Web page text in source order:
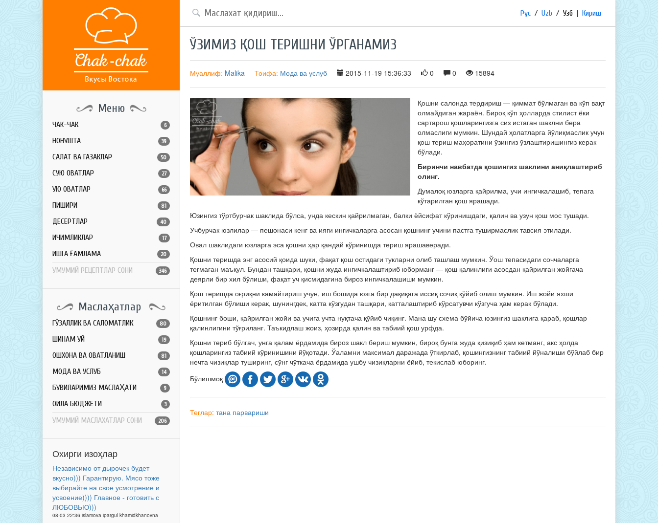
Меню
ЧАК-ЧАК 6
НОНУШТА 39
САЛАТ ВА ГАЗАКЛАР 50
СУЮҚ ОВҚАТЛАР 27
ҚУЮҚ ОВҚАТЛАР 66
ПИШИРИҚ 81
ДЕСЕРТЛАР 40
ИЧИМЛИКЛАР 17
ҚИШГА ҒАМЛАМА 20
УМУМИЙ РЕЦЕПТЛАР СОНИ 346
Маслаҳатлар
ГЎЗАЛЛИК ВА САЛОМАТЛИК 80
ШИНАМ УЙ 19
ОШХОНА ВА ОВҚАТЛАНИШ 81
МОДА ВА УСЛУБ 14
БУВИЛАРИМИЗ МАСЛАҲАТИ 9
ОИЛА БЮДЖЕТИ 3
УМУМИЙ МАСЛАХАТЛАР СОНИ 206
Охирги изоҳлар
Независимо от дырочек будет
вкусно))) Гарантирую. Мясо тоже
выбирайте на свое усмотрение и
усвоение)))) Главное - готовить с
ЛЮБОВЬЮ)))
08-03 22:36 islamova ipargul khamidkhanovna
Рус / Uzb / Узб | Кириш
ЎЗИМИЗ ҚОШ ТЕРИШНИ ЎРГАНАМИЗ
Муаллиф: Malika Тоифа: Мода ва услуб 2015-11-19 15:36:33 0 0 15894
Қошни салонда тердириш — қиммат бўлмаган ва кўп вақт
олмайдиган жараён. Бироқ кўп ҳолларда стилист ёки
сартарош қошларингизга сиз истаган шаклни бера
олмаслиги мумкин. Шундай ҳолатларга йўлиқмаслик учун
қош териш маҳоратини ўзингиз ўзлаштиришингиз керак
бўлади.
Биринчи навбатда қошингиз шаклини аниқлаштириб
олинг.
Думалоқ юзларга қайрилма, учи ингичкалашиб, тепага
кўтарилган қош ярашади.
Юзингиз тўртбурчак шаклида бўлса, унда кескин қайрилмаган, балки ёйсифат кўринишдаги, қалин ва узун қош мос тушади.
Учбурчак юзлилар — пешонаси кенг ва ияги ингичкаларга асосан қошнинг учини пастга туширмаслик тавсия этилади.
Овал шаклидаги юзларга эса қошни ҳар қандай кўринишда териш ярашаверади.
Қошни теришда энг асосий қоида шуки, фақат қош остидаги тукларни олиб ташлаш мумкин. Ўош тепасидаги соччаларга
тегмаган маъқул. Бундан ташқари, қошни жуда ингичкалаштириб юборманг — қош қалинлиги асосдан қайрилган жойгача
деярли бир хил бўлиши, фақат уч қисмидагина бироз ингичкалашиши мумкин.
Қош теришда оғриқни камайтириш учун, иш бошида юзга бир дақиқага иссиқ сочиқ қўйиб олиш мумкин. Иш жойи яхши
ёритилган бўлиши керак, шунингдек, катта кўзгудан ташқари, катталаштириб кўрсатувчи кўзгуча ҳам керак бўлади.
Қошнинг боши, қайрилган жойи ва учига учта нуқтача қўйиб чиқинг. Мана шу схема бўйича юзингиз шаклига қараб, қошлар
қалинлигини тўғриланг. Таъкидлаш жоиз, ҳозирда қалин ва табиий қош урфда.
Қошни териб бўлгач, унга қалам ёрдамида бироз шакл бериш мумкин, бироқ бунга жуда қизиқиб ҳам кетманг, акс ҳолда
қошларингиз табиий кўринишини йўқотади. Ўаламни максимал даражада ўткирлаб, қошингизнинг табиий йўналиши бўйлаб бир
нечта чизиқлар туширинг, сўнг чўткача ёрдамида ушбу чизиқларни ёйиб, текислаб юборинг.
Бўлишмоқ
Теглар: тана парвариши